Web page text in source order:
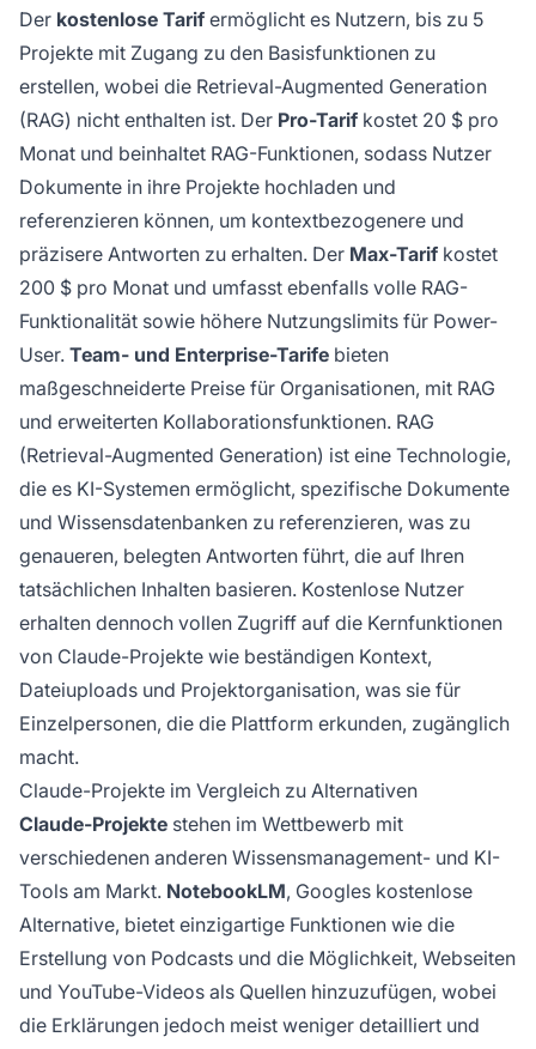
Der kostenlose Tarif ermöglicht es Nutzern, bis zu 5
Projekte mit Zugang zu den Basisfunktionen zu
erstellen, wobei die Retrieval-Augmented Generation
(RAG) nicht enthalten ist. Der Pro-Tarif kostet 20 $ pro
Monat und beinhaltet RAG-Funktionen, sodass Nutzer
Dokumente in ihre Projekte hochladen und
referenzieren können, um kontextbezogenere und
präzisere Antworten zu erhalten. Der Max-Tarif kostet
200 $ pro Monat und umfasst ebenfalls volle RAG-
Funktionalität sowie höhere Nutzungslimits für Power-
User. Team- und Enterprise-Tarife bieten
maßgeschneiderte Preise für Organisationen, mit RAG
und erweiterten Kollaborationsfunktionen. RAG
(Retrieval-Augmented Generation) ist eine Technologie,
die es KI-Systemen ermöglicht, spezifische Dokumente
und Wissensdatenbanken zu referenzieren, was zu
genaueren, belegten Antworten führt, die auf Ihren
tatsächlichen Inhalten basieren. Kostenlose Nutzer
erhalten dennoch vollen Zugriff auf die Kernfunktionen
von Claude-Projekte wie beständigen Kontext,
Dateiuploads und Projektorganisation, was sie für
Einzelpersonen, die die Plattform erkunden, zugänglich
macht.
Claude-Projekte im Vergleich zu Alternativen
Claude-Projekte stehen im Wettbewerb mit
verschiedenen anderen Wissensmanagement- und KI-
Tools am Markt. NotebookLM, Googles kostenlose
Alternative, bietet einzigartige Funktionen wie die
Erstellung von Podcasts und die Möglichkeit, Webseiten
und YouTube-Videos als Quellen hinzuzufügen, wobei
die Erklärungen jedoch meist weniger detailliert und